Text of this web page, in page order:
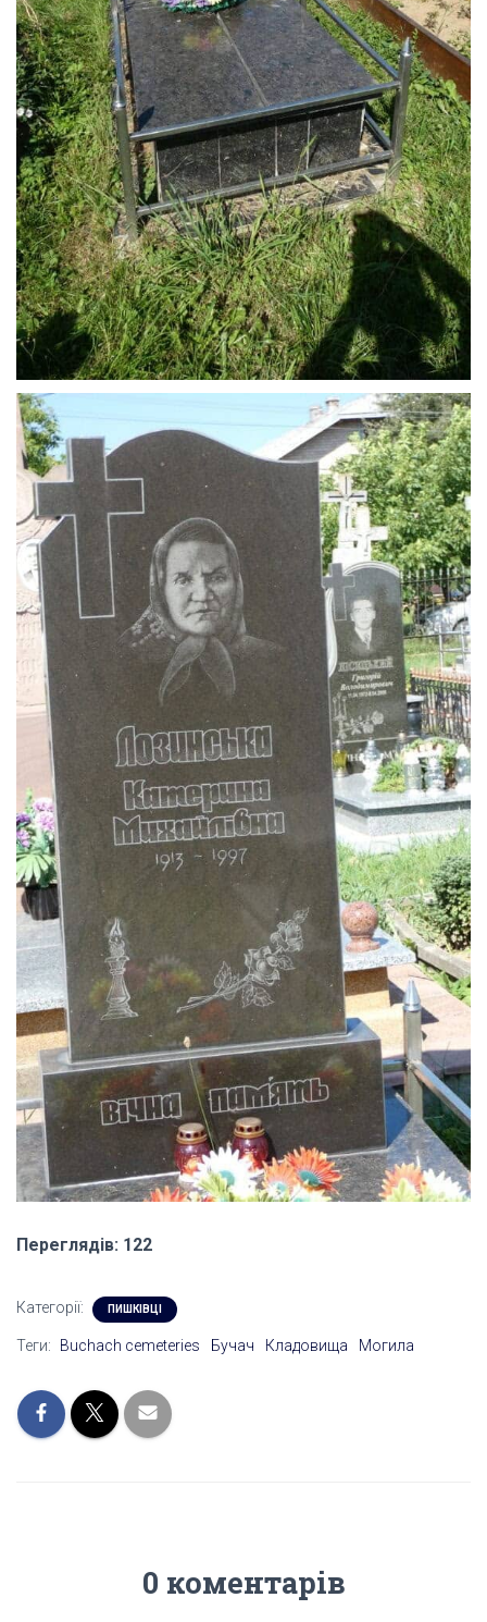
Переглядів: 122
Категорії: ПИШКІВЦІ
Теги: Buchach cemeteries Бучач Кладовища Могила
0 коментарів